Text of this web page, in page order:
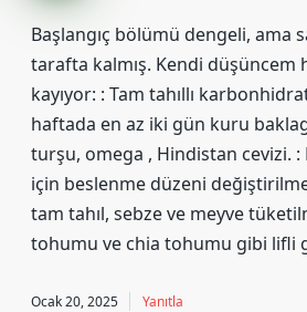
Başlangıç bölümü dengeli, ama
tarafta kalmış. Kendi düşüncem
kayıyor: : Tam tahıllı
haftada en az iki gün kuru
turşu, omega , Hindistan cevizi. :
için beslenme düzeni
tam tahıl, sebze ve meyve
tohumu ve chia tohumu gibi lifli
Ocak 20, 2025 Yanıtla